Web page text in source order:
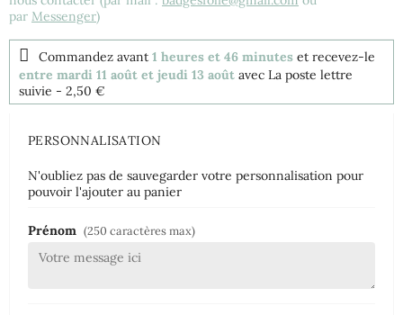
par Messenger)
Commandez avant 1 heures et 46 minutes et recevez-le
entre mardi 11 août et jeudi 13 août avec La poste lettre
suivie - 2,50 €
PERSONNALISATION
N'oubliez pas de sauvegarder votre personnalisation pour
pouvoir l'ajouter au panier
Prénom (250 caractères max)